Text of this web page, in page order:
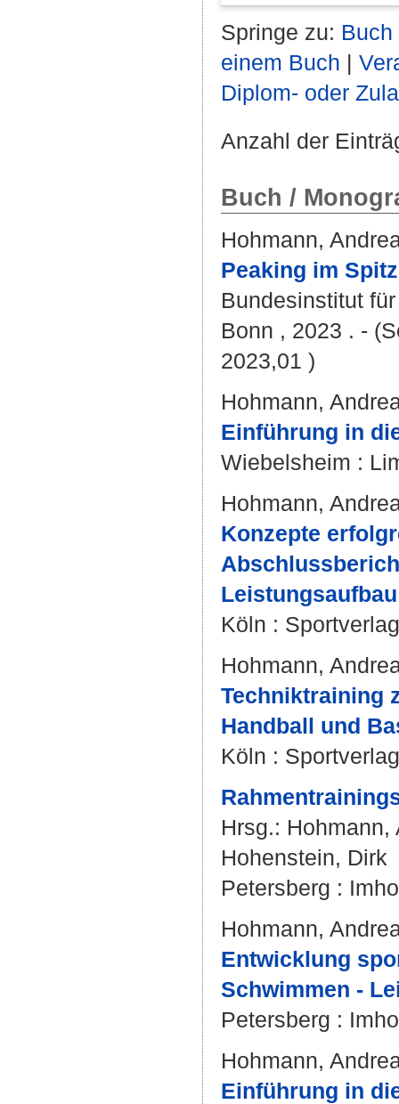
Springe zu:
einem Buch |
Diplom- oder
Anzahl der
Buch /
Hohmann,
Peaking im
Bundesinstitut
Bonn , 2023 . -
2023,01 )
Hohmann,
Einführung in
Wiebelsheim :
Hohmann,
Konzepte
Köln :
Hohmann,
Techniktraining
Handball und
Köln :
Hrsg.: Hohmann,
Hohenstein, Dirk
Petersberg :
Hohmann,
Entwicklung
Schwimmen -
Petersberg :
Hohmann,
Einführung in